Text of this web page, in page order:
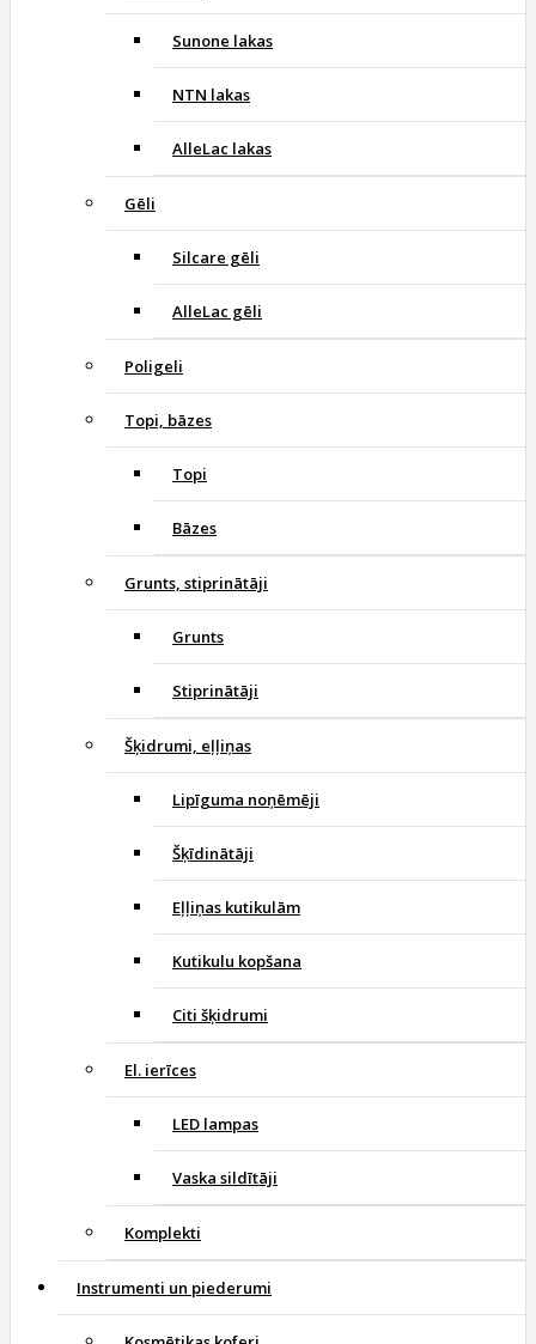
Sunone lakas
NTN lakas
AlleLac lakas
Gēli
Silcare gēli
AlleLac gēli
Poligeli
Topi, bāzes
Topi
Bāzes
Grunts, stiprinātāji
Grunts
Stiprinātāji
Šķidrumi, eļļiņas
Lipīguma noņēmēji
Šķīdinātāji
Eļļiņas kutikulām
Kutikulu kopšana
Citi šķidrumi
El. ierīces
LED lampas
Vaska sildītāji
Komplekti
Instrumenti un piederumi